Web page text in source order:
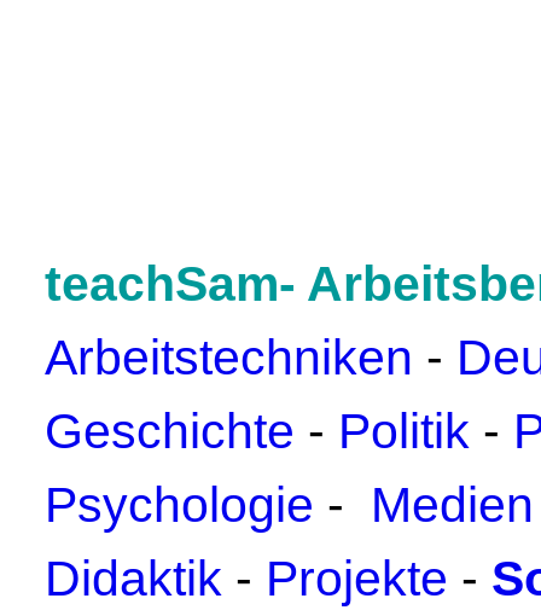
teachSam-
Arbeitstechniken -
Geschichte - Politik -
Psychologie - Medien
Didaktik - Projekte -